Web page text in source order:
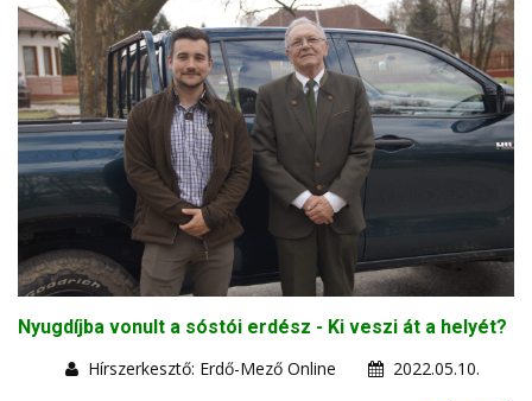
Nyugdíjba vonult a sóstói erdész - Ki veszi át a helyét?
Hírszerkesztő: Erdő-Mező Online
2022.05.10.